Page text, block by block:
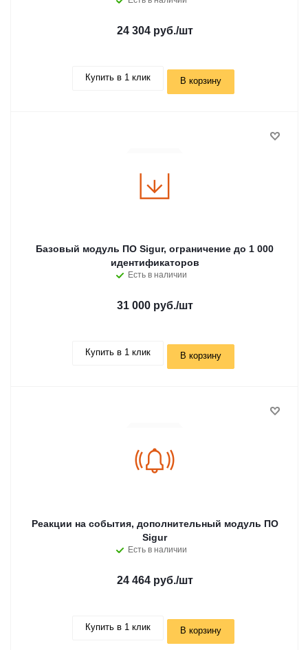
24 304 руб./шт
Купить в 1 клик В корзину
Базовый модуль ПО Sigur, ограничение до 1 000
идентификаторов
Есть в наличии
31 000 руб./шт
Купить в 1 клик В корзину
Реакции на события, дополнительный модуль ПО
Sigur
Есть в наличии
24 464 руб./шт
Купить в 1 клик В корзину